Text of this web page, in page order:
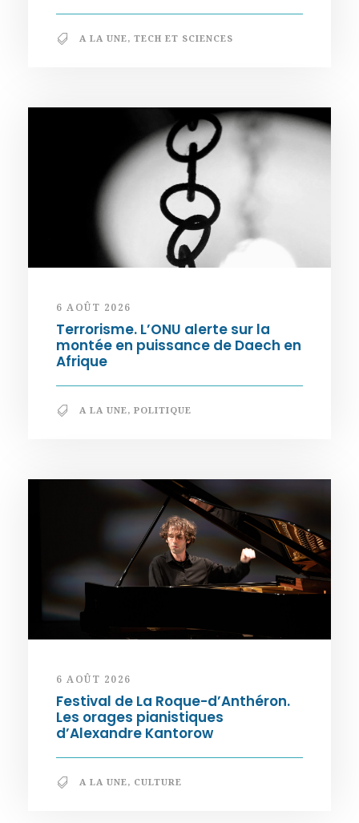
A LA UNE, TECH ET SCIENCES
6 AOÛT 2026
Terrorisme. L’ONU alerte sur la
montée en puissance de Daech en
Afrique
A LA UNE, POLITIQUE
6 AOÛT 2026
Festival de La Roque-d’Anthéron.
Les orages pianistiques
d’Alexandre Kantorow
A LA UNE, CULTURE